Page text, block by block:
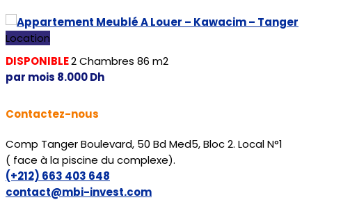
Location
DISPONIBLE2Chambres 86 m2
par mois 8.000Dh
Contactez-nous
Comp Tanger Boulevard, 50 Bd Med5, Bloc 2. Local N°1
( face à la piscine du complexe).
(+212) 663 403 648
contact@mbi-invest.com